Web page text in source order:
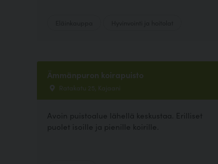
Ämmänpuron koirapuisto
Ratakatu 25, Kajaani
Avoin puistoalue lähellä keskustaa. Erilliset
puolet isoille ja pienille koirille.